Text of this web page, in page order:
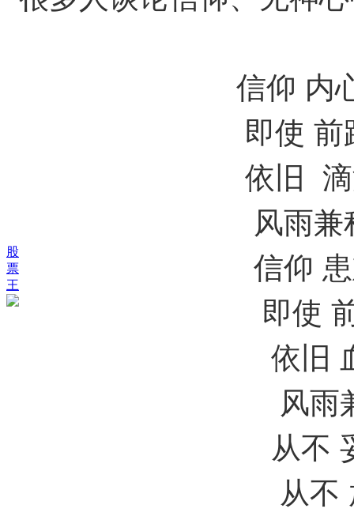
股
票
王
信仰 内心涌动
即使 前路遍
依旧 滴滴
风雨兼程 风
信仰 患难凝
即使 前路遍
依旧 血流
风雨兼程
从不 妥
从不 放